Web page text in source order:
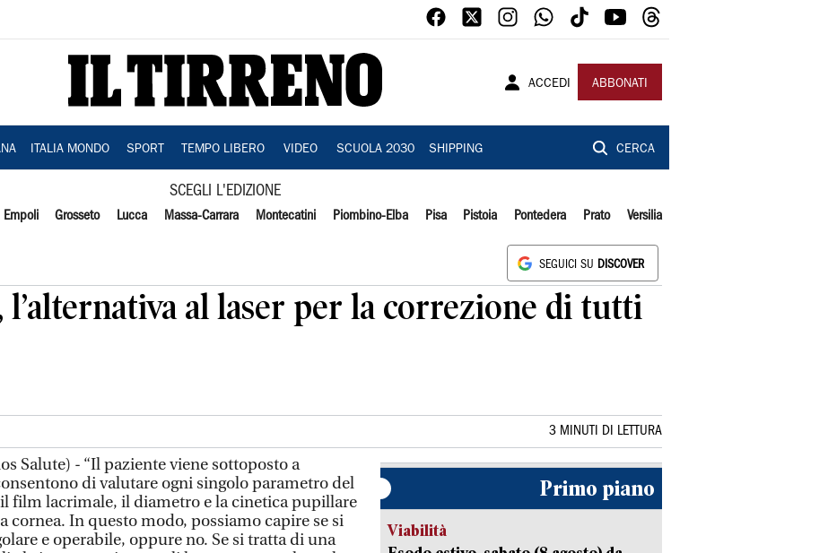
ACCEDI ABBONATI
ITALIA MONDO SPORT TEMPO LIBERO VIDEO SCUOLA 2030 SHIPPING CERCA
SCEGLI L'EDIZIONE
Empoli Grosseto Lucca Massa-Carrara Montecatini Piombino-Elba Pisa Pistoia Pontedera Prato Versilia
SEGUICI SU DISCOVER
l’alternativa al laser per la correzione di tutti
3 MINUTI DI LETTURA
Salute) - “Il paziente viene sottoposto a
di valutare ogni singolo parametro del
film lacrimale, il diametro e la cinetica pupillare
cornea. In questo modo, possiamo capire se si
e operabile, oppure no. Se si tratta di una
Primo piano
Viabilità